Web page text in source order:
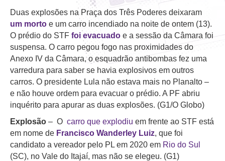
Duas explosões na Praça dos Três Poderes deixaram
um morto e um carro incendiado na noite de ontem (13).
O prédio do STF foi evacuado e a sessão da Câmara foi
suspensa. O carro pegou fogo nas proximidades do
Anexo IV da Câmara, o esquadrão antibombas fez uma
varredura para saber se havia explosivos em outros
carros. O presidente Lula não estava mais no Planalto –
e não houve ordem para evacuar o prédio. A PF abriu
inquérito para apurar as duas explosões. (G1/O Globo)
Explosão – O carro que explodiu em frente ao STF está
em nome de Francisco Wanderley Luiz, que foi
candidato a vereador pelo PL em 2020 em Rio do Sul
(SC), no Vale do Itajaí, mas não se elegeu. (G1)